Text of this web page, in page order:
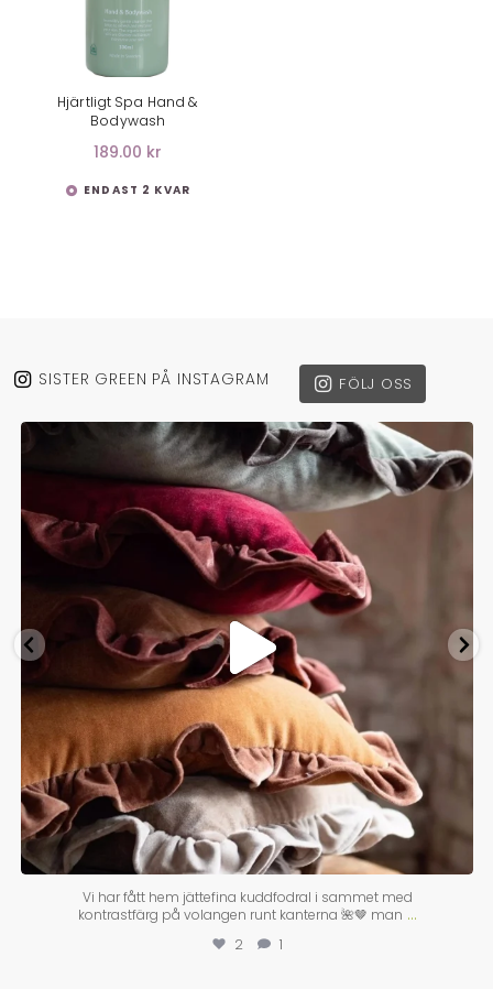
LÄGG I VARUKORG
Hjärtligt Spa Hand &
Bodywash
189.00 kr
ENDAST 2 KVAR
SISTER GREEN PÅ INSTAGRAM FÖLJ OSS
Vi har fått hem jättefina kuddfodral i sammet med
kontrastfärg på volangen runt kanterna 🌺🤎 man ...
2 1